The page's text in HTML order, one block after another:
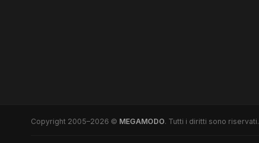
Copyright 2005–2026 © MEGAMODO. Tutti i diritti sono riservati.